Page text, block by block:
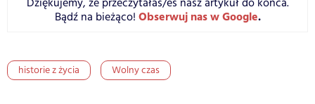
Bądź na bieżąco! Obserwuj nas w Google.
historie z życia Wolny czas